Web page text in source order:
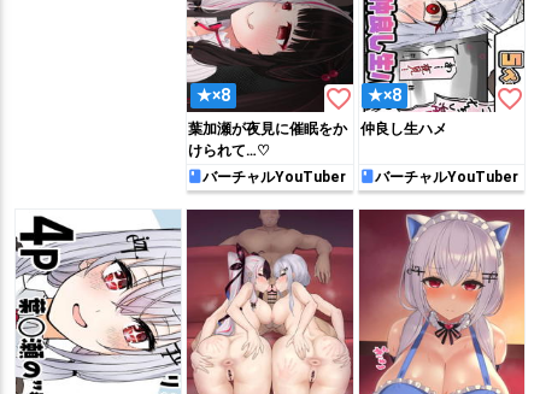
★×8 favorite_border
葉加瀬が夜見に催眠をか
けられて…♡
バーチャルYouTuber
★×8 favorite_border
仲良し生ハメ
バーチャルYouTuber